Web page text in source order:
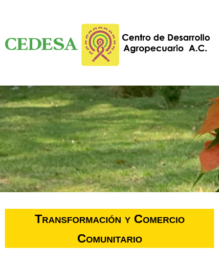
Transformación y Comercio
Comunitario